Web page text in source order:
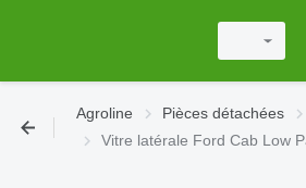
Agroline Pièces détachées
Vitre latérale Ford Cab Low